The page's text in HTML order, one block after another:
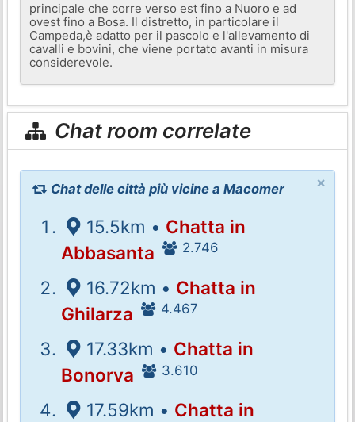
principale che corre verso est fino a Nuoro e ad
ovest fino a Bosa. Il distretto, in particolare il
Campeda,è adatto per il pascolo e l'allevamento di
cavalli e bovini, che viene portato avanti in misura
considerevole.
Chat room correlate
×
Chat delle città più vicine a Macomer
15.5km • Chatta in
Abbasanta
2.746
16.72km • Chatta in
Ghilarza
4.467
17.33km • Chatta in
Bonorva
3.610
17.59km • Chatta in